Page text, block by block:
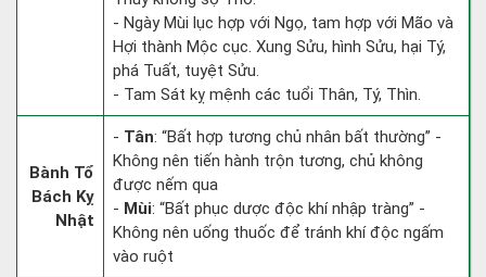
- Ngày Mùi lục hợp với Ngọ, tam hợp với Mão và
Hợi thành Mộc cục. Xung Sửu, hình Sửu, hại Tý,
phá Tuất, tuyệt Sửu.
- Tam Sát kỵ mệnh các tuổi Thân, Tý, Thìn.
Bành Tổ
Bách Kỵ
Nhật
- Tân: “Bất hợp tương chủ nhân bất thường” -
Không nên tiến hành trộn tương, chủ không
được nếm qua
- Mùi: “Bất phục dược độc khí nhập tràng” -
Không nên uống thuốc để tránh khí độc ngấm
vào ruột